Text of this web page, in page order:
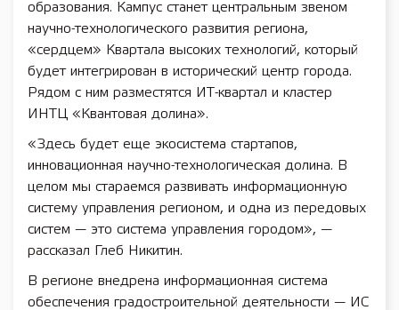
образования. Кампус станет центральным звеном
научно-технологического развития региона,
«сердцем» Квартала высоких технологий, который
будет интегрирован в исторический центр города.
Рядом с ним разместятся ИТ-квартал и кластер
ИНТЦ «Квантовая долина».
«Здесь будет еще экосистема стартапов,
инновационная научно-технологическая долина. В
целом мы стараемся развивать информационную
систему управления регионом, и одна из передовых
систем — это система управления городом», —
рассказал Глеб Никитин.
В регионе внедрена информационная система
обеспечения градостроительной деятельности — ИС